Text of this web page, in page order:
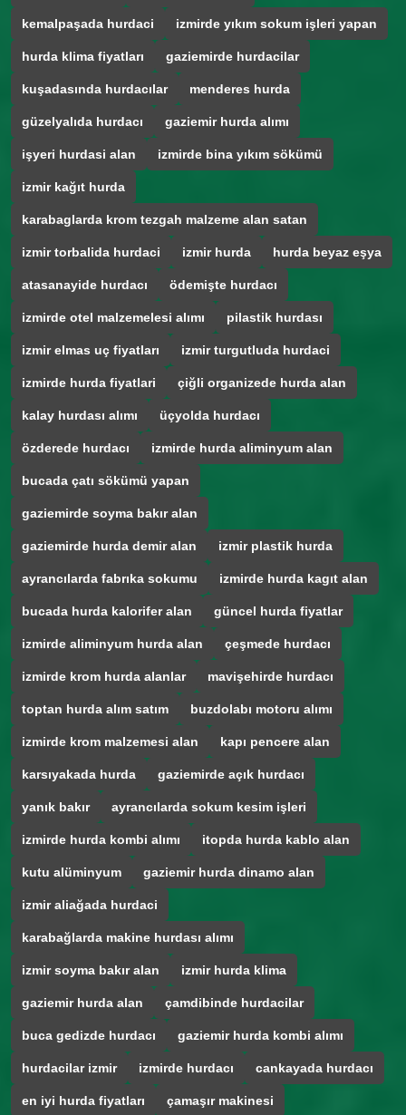
kemalpaşada hurdaci izmirde yıkım sokum işleri yapan
hurda klima fiyatları gaziemirde hurdacilar
kuşadasında hurdacılar menderes hurda
güzelyalıda hurdacı gaziemir hurda alımı
işyeri hurdasi alan izmirde bina yıkım sökümü
izmir kağıt hurda
karabaglarda krom tezgah malzeme alan satan
izmir torbalida hurdaci izmir hurda hurda beyaz eşya
atasanayide hurdacı ödemişte hurdacı
izmirde otel malzemelesi alımı pilastik hurdası
izmir elmas uç fiyatları izmir turgutluda hurdaci
izmirde hurda fiyatlari çiğli organizede hurda alan
kalay hurdası alımı üçyolda hurdacı
özderede hurdacı izmirde hurda aliminyum alan
bucada çatı sökümü yapan
gaziemirde soyma bakır alan
gaziemirde hurda demir alan izmir plastik hurda
ayrancılarda fabrıka sokumu izmirde hurda kagıt alan
bucada hurda kalorifer alan güncel hurda fiyatlar
izmirde aliminyum hurda alan çeşmede hurdacı
izmirde krom hurda alanlar mavişehirde hurdacı
toptan hurda alım satım buzdolabı motoru alımı
izmirde krom malzemesi alan kapı pencere alan
karsıyakada hurda gaziemirde açık hurdacı
yanık bakır ayrancılarda sokum kesim işleri
izmirde hurda kombi alımı itopda hurda kablo alan
kutu alüminyum gaziemir hurda dinamo alan
izmir aliağada hurdaci
karabağlarda makine hurdası alımı
izmir soyma bakır alan izmir hurda klima
gaziemir hurda alan çamdibinde hurdacilar
buca gedizde hurdacı gaziemir hurda kombi alımı
hurdacilar izmir izmirde hurdacı cankayada hurdacı
en iyi hurda fiyatları çamaşır makinesi